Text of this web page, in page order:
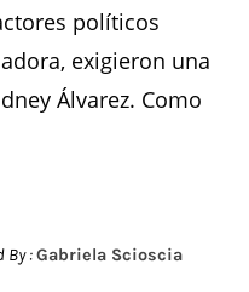
políticos
exigieron una
Álvarez. Como
By :Gabriela Scioscia